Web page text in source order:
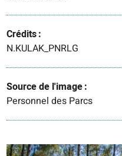
Crédits
N.KULAK_PNRLG
Source de l'image
Personnel des Parcs